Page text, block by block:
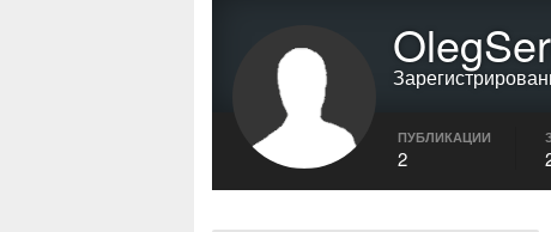
ПУБЛИКАЦИИ
2